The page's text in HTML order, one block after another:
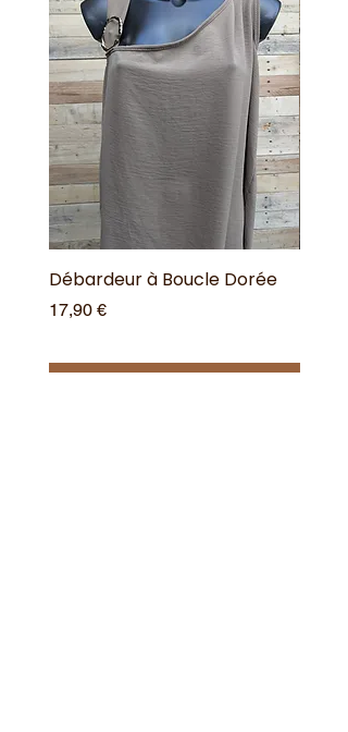
Débardeur à Boucle Dorée
Prix
17,90 €